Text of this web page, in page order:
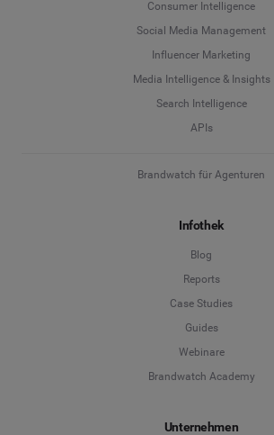
Consumer Intelligence
Social Media Management
Influencer Marketing
Media Intelligence & Insights
Search Intelligence
APIs
Brandwatch für Agenturen
Infothek
Blog
Reports
Case Studies
Guides
Webinare
Brandwatch Academy
Unternehmen